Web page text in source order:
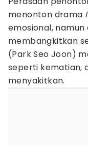
menonton drama
emosional,
membangkitkan
(Park Seo Joon)
seperti kematian,
menyakitkan.